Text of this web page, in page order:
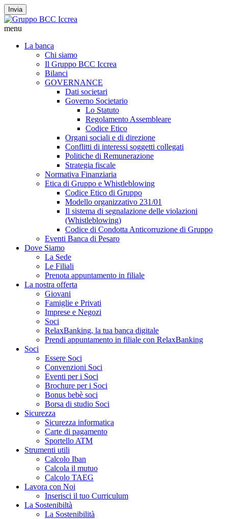
Invia
menu
La banca
Chi siamo
Il Gruppo BCC Iccrea
Bilanci
GOVERNANCE
Dati societari
Governo Societario
Lo Statuto
Regolamento Assembleare
Codice Etico
Organi sociali e di direzione
Conflitti di interessi soggetti collegati
Politiche di Remunerazione
Strategia fiscale
Normativa Finanziaria
Etica di Gruppo e Whistleblowing
Codice Etico di Gruppo
Modello organizzativo 231/01
Il sistema di segnalazione delle violazioni
(Whistleblowing)
Codice di Condotta Anticorruzione di Gruppo
Eventi Banca di Pesaro
Dove Siamo
La Sede
Le Filiali
Prenota appuntamento in filiale
La nostra offerta
Giovani
Famiglie e Privati
Imprese e Negozi
Soci
RelaxBanking, la tua banca digitale
Prendi appuntamento in filiale con RelaxBanking
Soci
Essere Soci
Convenzioni Soci
Eventi per i Soci
Brochure per i Soci
Bonus bebè soci
Borsa di studio Soci
Sicurezza
Sicurezza informatica
Carte di pagamento
Sportello ATM
Strumenti utili
Calcolo Iban
Calcola il mutuo
Calcolo TAEG
Lavora con Noi
Inserisci il tuo Curriculum
La Sostenibiltà
La Sostenibilità